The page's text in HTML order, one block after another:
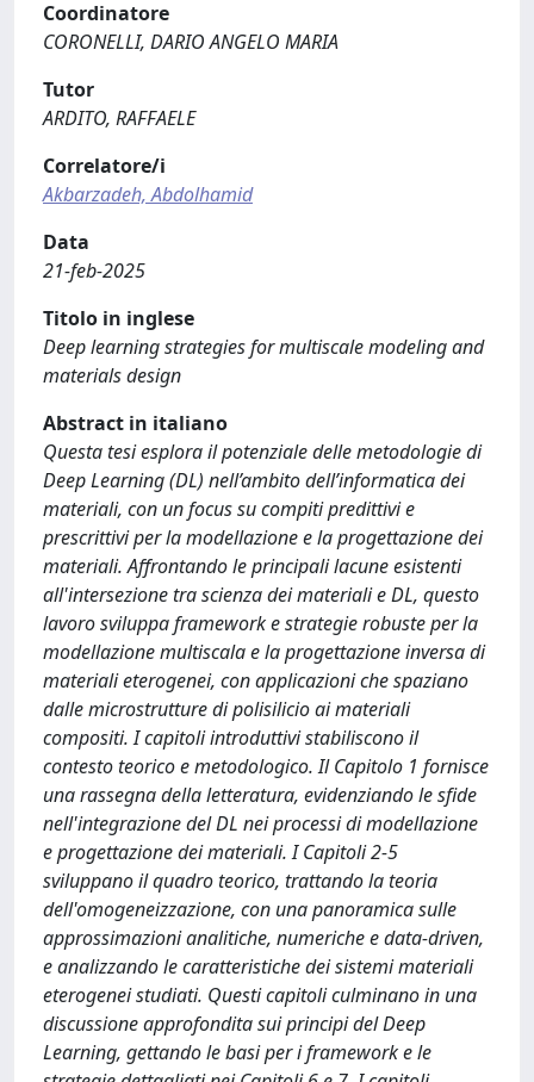
Coordinatore
CORONELLI, DARIO ANGELO MARIA
Tutor
ARDITO, RAFFAELE
Correlatore/i
Akbarzadeh, Abdolhamid
Data
21-feb-2025
Titolo in inglese
Deep learning strategies for multiscale modeling and
materials design
Abstract in italiano
Questa tesi esplora il potenziale delle metodologie di
Deep Learning (DL) nell’ambito dell’informatica dei
materiali, con un focus su compiti predittivi e
prescrittivi per la modellazione e la progettazione dei
materiali. Affrontando le principali lacune esistenti
all'intersezione tra scienza dei materiali e DL, questo
lavoro sviluppa framework e strategie robuste per la
modellazione multiscala e la progettazione inversa di
materiali eterogenei, con applicazioni che spaziano
dalle microstrutture di polisilicio ai materiali
compositi. I capitoli introduttivi stabiliscono il
contesto teorico e metodologico. Il Capitolo 1 fornisce
una rassegna della letteratura, evidenziando le sfide
nell'integrazione del DL nei processi di modellazione
e progettazione dei materiali. I Capitoli 2-5
sviluppano il quadro teorico, trattando la teoria
dell'omogeneizzazione, con una panoramica sulle
approssimazioni analitiche, numeriche e data-driven,
e analizzando le caratteristiche dei sistemi materiali
eterogenei studiati. Questi capitoli culminano in una
discussione approfondita sui principi del Deep
Learning, gettando le basi per i framework e le